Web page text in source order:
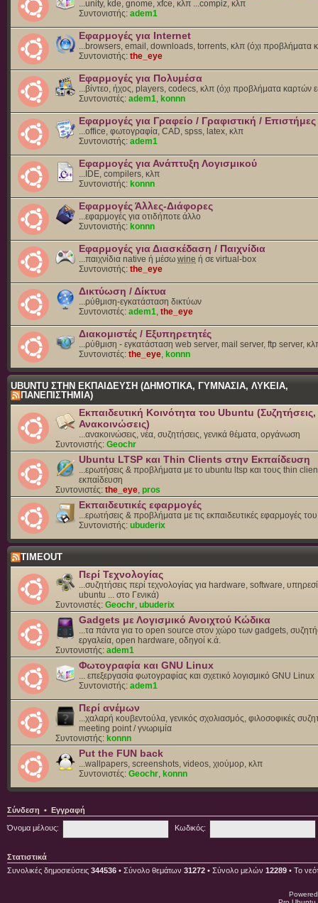
...unity, kde, gnome, xfce, κλπ ...compiz, κλπ
Συντονιστής: adem1
Εφαρμογές για Internet
...browsers, email, downloads, torrents, κλπ (όχι προβλήματα
Συντονιστής: the_eye
Εφαρμογές για Πολυμέσα
...βίντεο, ήχος, players, codecs, κλπ (όχι προβλήματα καρτών
Συντονιστές: adem1 konnn
Εφαρμογές για Γραφείο / Γραφιστική / Επιστήμες
...office, φωτογραφία, CAD, spss, latex, κλπ
Συντονιστής: adem1
Εφαρμογές για Ανάπτυξη Λογισμικού
...IDE, compilers, κλπ
Συντονιστής: konnn
Εφαρμογές Άλλες-Διάφορες
...εφαρμογές για οτιδήποτε άλλο
Συντονιστής: konnn
Εφαρμογές για Διασκέδαση / Παιχνίδια
...παιχνίδια native ή μέσω wine ή σε virtual-box
Συντονιστής: the_eye
Δικτύωση / Δίκτυα
...ρύθμιση-εγκατάσταση δικτύων
Συντονιστές: adem1 the_eye
Διακομιστές / Εξυπηρετητές
...ρύθμιση - εγκατάσταση web server, mail server, ftp server,
Συντονιστές: the_eye konnn
UBUNTU ΣΤΗΝ ΕΚΠΑΙΔΕΥΣΗ (ΔΗΜΟΤΙΚΑ, ΓΥΜΝΑΣΙΑ, ΛΥΚΕΙΑ,
ΠΑΝΕΠΙΣΤΗΜΙΑ)
Εκπαιδευτική Κοινότητα του Ubuntu
Ανακοινώσεις)
...ανακοινώσεις, νέα, συζητήσεις, γενικά θέματα, οργάνωση
Συντονιστής: Geochr
Ubuntu LTSP και Thin Clients στην Εκπαίδευση
...ερωτήσεις & προβλήματα με το ubuntu ltsp και τους thin
εκπαίδευση
Συντονιστές: the_eye pros
Εκπαιδευτικές εφαρμογές
...ερωτήσεις & προβλήματα με τις εκπαιδευτικές εφαρμογές
Συντονιστής: ubuderix
TIMEOUT
Περί Τεχνολογίας
...συζητήσεις περί τεχνολογίας για hardware, software,
ubuntu ... στο Γενικά)
Συντονιστές: Geochr ubuderix
Gadgets με Λογισμικό Ανοιχτού Κώδικα
...τα πάντα για το open source στον χώρο των gadgets,
εργαλεία, open hardware, οδηγοί κ.ά.
Συντονιστής: adem1
Φωτογραφία και GNU Linux
... επεξεργασία φωτογραφίας και σχετικό λογισμικό GNU Linux
Συντονιστής: adem1
Περί ανέμων
...χαλαρή κουβεντούλα, γενικός σχολιασμός, φιλοσοφικές
meeting point / γνωριμία
Συντονιστής: konnn
Put the FUN back
...wallpapers, screenshots, videos, χιούμορ, κλπ
Συντονιστές: Geochr konnn
Σύνδεση • Εγγραφή
Όνομα μέλους: Κωδικός:
Στατιστικά
Συνολικές δημοσιεύσεις 344536 • Σύνολο θεμάτων 31272 • Σύνολο μελών 12289 • Το